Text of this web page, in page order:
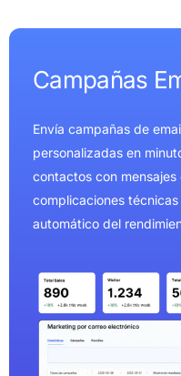
Campañas E
Envía campañas de
personalizadas en
contactos con
complicaciones
automático del